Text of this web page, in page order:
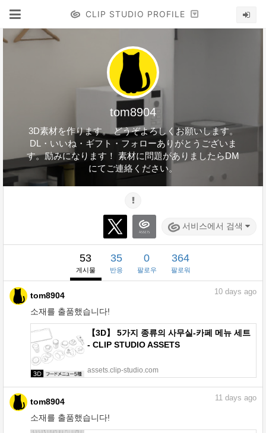
CLIP STUDIO PROFILE
tom8904
3D素材を作ります。 どうぞよろしくお願いします。
DL・いいね・ギフト・フォローありがとうございま
す。励みになります！ 素材に問題がありましたらDM
にてご連絡ください。
서비스에서 검색
53
게시물
35
반응
0
팔로우
364
팔로워
tom8904
소재를 출품했습니다!
10 days ago
【3D】 5가지 종류의 사무실-카페 메뉴 세트
- CLIP STUDIO ASSETS
assets.clip-studio.com
tom8904
소재를 출품했습니다!
11 days ago